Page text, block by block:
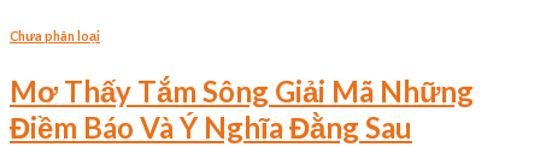
Chưa phân loại
Mơ Thấy Tắm Sông Giải Mã Những
Điềm Báo Và Ý Nghĩa Đằng Sau